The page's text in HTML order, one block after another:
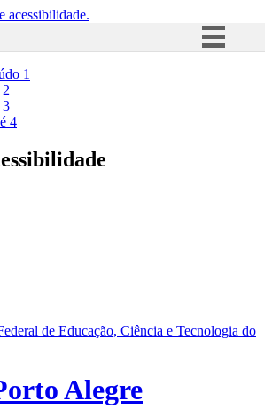
acessibilidade.
Acesso à informação
1
2
3
4
de Educação, Ciência e Tecnologia do
Alegre